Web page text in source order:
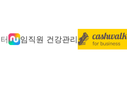
임직원 건강관리